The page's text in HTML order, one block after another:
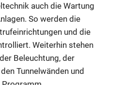
auch die Wartung
So werden die
und die
Weiterhin stehen
Beleuchtung, der
Tunnelwänden und